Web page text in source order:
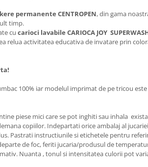
permanente CENTROPEN, din gama
timp.
cu carioci lavabile CARIOCA JOY
relua activitatea educativa de invatare prin
100% iar modelul imprimat de pe tricou
piese mici care se pot inghiti sau inhala
copiilor. Indepartati orice ambalaj al
Pastrati instructiunile si etichetele pentru
de foc, feriti jucaria/produsul de
Nuanta , tonul si intensitatea culorii pot